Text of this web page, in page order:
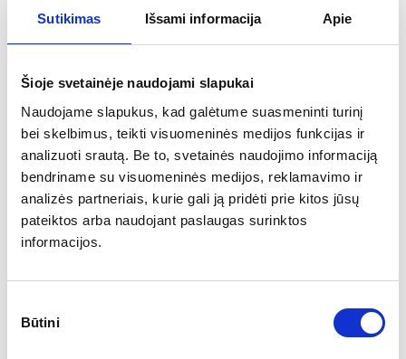
Sutikimas Išsami informacija Apie
Šioje svetainėje naudojami slapukai
Naudojame slapukus, kad galėtume suasmeninti turinį
bei skelbimus, teikti visuomeninės medijos funkcijas ir
analizuoti srautą. Be to, svetainės naudojimo informaciją
bendriname su visuomeninės medijos, reklamavimo ir
analizės partneriais, kurie gali ją pridėti prie kitos jūsų
pateiktos arba naudojant paslaugas surinktos
informacijos.
pasirinkimas
Būtini